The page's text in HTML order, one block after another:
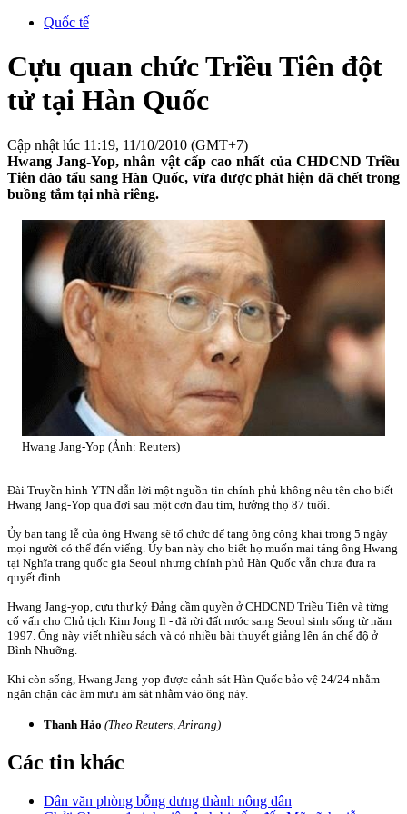
Quốc tế
Cựu quan chức Triều Tiên đột
tử tại Hàn Quốc
Cập nhật lúc 11:19, 11/10/2010 (GMT+7)
Hwang Jang-Yop, nhân vật cấp cao nhất của CHDCND Triều
Tiên đào tẩu sang Hàn Quốc, vừa được phát hiện đã chết trong
buồng tắm tại nhà riêng.
Hwang Jang-Yop (Ảnh: Reuters)
Đài Truyền hình YTN dẫn lời một nguồn tin chính phủ không nêu tên cho biết
Hwang Jang-Yop qua đời sau một cơn đau tim, hưởng thọ 87 tuổi.
Ủy ban tang lễ của ông Hwang sẽ tổ chức để tang ông công khai trong 5 ngày
mọi người có thể đến viếng. Ủy ban này cho biết họ muốn mai táng ông Hwang
tại Nghĩa trang quốc gia Seoul nhưng chính phủ Hàn Quốc vẫn chưa đưa ra
quyết đinh.
Hwang Jang-yop, cựu thư ký Đảng cầm quyền ở CHDCND Triều Tiên và từng
cố vấn cho Chủ tịch Kim Jong Il - đã rời đất nước sang Seoul sinh sống từ năm
1997. Ông này viết nhiều sách và có nhiều bài thuyết giảng lên án chế độ ở
Bình Nhưỡng.
Khi còn sống, Hwang Jang-yop được cảnh sát Hàn Quốc bảo vệ 24/24 nhằm
ngăn chặn các âm mưu ám sát nhằm vào ông này.
Thanh Hảo (Theo Reuters, Arirang)
Các tin khác
Dân văn phòng bỗng dưng thành nông dân